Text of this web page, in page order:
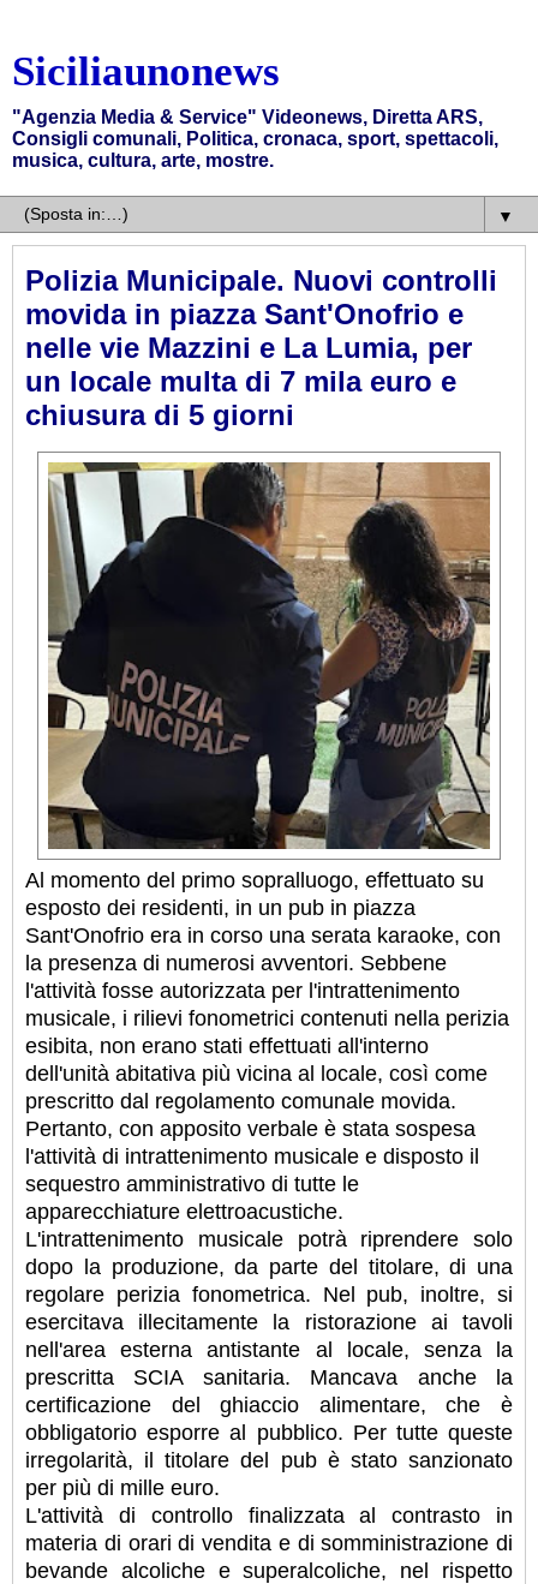
Siciliaunonews
"Agenzia Media & Service" Videonews, Diretta ARS,
Consigli comunali, Politica, cronaca, sport, spettacoli,
musica, cultura, arte, mostre.
▼
Polizia Municipale. Nuovi controlli
movida in piazza Sant'Onofrio e
nelle vie Mazzini e La Lumia, per
un locale multa di 7 mila euro e
chiusura di 5 giorni
Al momento del primo sopralluogo, effettuato su
esposto dei residenti, in un pub in piazza
Sant'Onofrio era in corso una serata karaoke, con
la presenza di numerosi avventori. Sebbene
l'attività fosse autorizzata per l'intrattenimento
musicale, i rilievi fonometrici contenuti nella perizia
esibita, non erano stati effettuati all'interno
dell'unità abitativa più vicina al locale, così come
prescritto dal regolamento comunale movida.
Pertanto, con apposito verbale è stata sospesa
l'attività di intrattenimento musicale e disposto il
sequestro amministrativo di tutte le
apparecchiature elettroacustiche.
L'intrattenimento musicale potrà riprendere solo
dopo la produzione, da parte del titolare, di una
regolare perizia fonometrica. Nel pub, inoltre, si
esercitava illecitamente la ristorazione ai tavoli
nell'area esterna antistante al locale, senza la
prescritta SCIA sanitaria. Mancava anche la
certificazione del ghiaccio alimentare, che è
obbligatorio esporre al pubblico. Per tutte queste
irregolarità, il titolare del pub è stato sanzionato
per più di mille euro.
L'attività di controllo finalizzata al contrasto in
materia di orari di vendita e di somministrazione di
bevande alcoliche e superalcoliche, nel rispetto